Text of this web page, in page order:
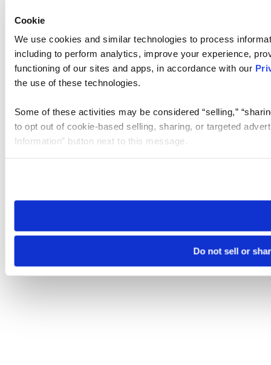
Cookie
We use cookies and similar technologies to process
including to perform analytics, improve your experience,
functioning of our sites and apps, in accordance with our
the use of these technologies.
Some of these activities may be considered “selling,”
to opt out of cookie-based selling, sharing, or targeted
Information” button next to this message.
need to be set again.
Do not sell or